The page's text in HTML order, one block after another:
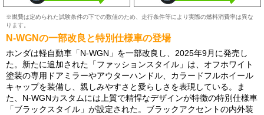
※燃費は定められた試験条件の下での数値のため、走行条件等により実際の燃料消費率は異な
ります。
N-WGNの一部改良と特別仕様車の登場
ホンダは軽自動車「N-WGN」を一部改良し、2025年9月に発売し
た。新たに追加された「ファッションスタイル」は、オフホワイト
塗装の専用ドアミラーやアウターハンドル、カラードフルホイール
キャップを装備し、親しみやすさと愛らしさを表現している。ま
た、N-WGNカスタムには上質で精悍なデザインが特徴の特別仕様車
「ブラックスタイル」が設定された。ブラックアクセントの内外装